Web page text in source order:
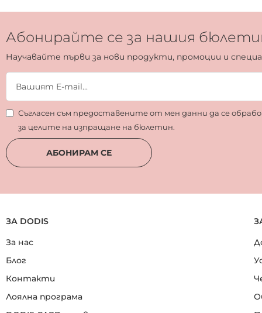
Абонирайте се за нашия
Научавайте първи за нови продукти, промоции и
Съгласен съм предоставените от мен данни да се
за целите на изпращане на бюлетин.
АБОНИРАМ СЕ
ЗА DODIS
За нас
Блог
Контакти
Лоялна програма